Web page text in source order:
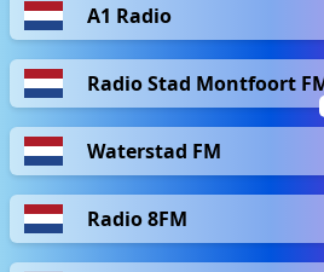
A1 Radio
Radio Stad Montfoort
Waterstad FM
Radio 8FM